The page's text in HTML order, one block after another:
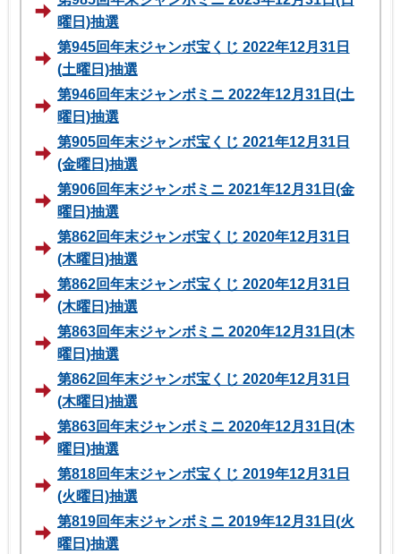
曜日)抽選
第945回年末ジャンボ宝くじ 2022年12月31日
(土曜日)抽選
第946回年末ジャンボミニ 2022年12月31日(土
曜日)抽選
第905回年末ジャンボ宝くじ 2021年12月31日
(金曜日)抽選
第906回年末ジャンボミニ 2021年12月31日(金
曜日)抽選
第862回年末ジャンボ宝くじ 2020年12月31日
(木曜日)抽選
第862回年末ジャンボ宝くじ 2020年12月31日
(木曜日)抽選
第863回年末ジャンボミニ 2020年12月31日(木
曜日)抽選
第862回年末ジャンボ宝くじ 2020年12月31日
(木曜日)抽選
第863回年末ジャンボミニ 2020年12月31日(木
曜日)抽選
第818回年末ジャンボ宝くじ 2019年12月31日
(火曜日)抽選
第819回年末ジャンボミニ 2019年12月31日(火
曜日)抽選